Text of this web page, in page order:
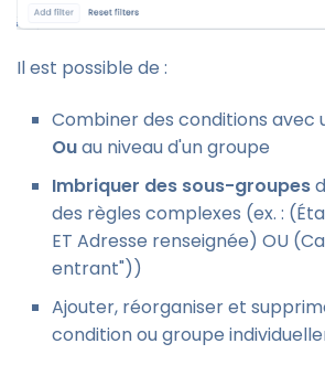
Il est possible de :
Combiner des conditions avec
Ouau niveau d'un groupe
Imbriquer des sous-groupes
des règles complexes (ex. :
ET Adresse renseignée) OU
entrant"))
Ajouter, réorganiser et
condition ou groupe